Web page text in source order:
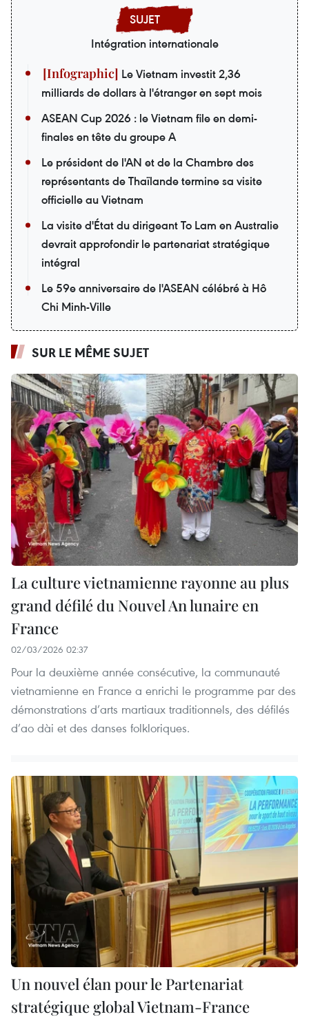
Intégration internationale
Le Vietnam investit 2,36
milliards de dollars à l'étranger en sept mois
ASEAN Cup 2026 : le Vietnam file en demi-
finales en tête du groupe A
Le président de l'AN et de la Chambre des
représentants de Thaïlande termine sa visite
officielle au Vietnam
La visite d'État du dirigeant To Lam en Australie
devrait approfondir le partenariat stratégique
intégral
Le 59e anniversaire de l'ASEAN célébré à Hô
Chi Minh-Ville
SUR LE MÊME SUJET
La culture vietnamienne rayonne au plus
grand défilé du Nouvel An lunaire en
France
02/03/2026 02:37
Pour la deuxième année consécutive, la communauté
vietnamienne en France a enrichi le programme par des
démonstrations d’arts martiaux traditionnels, des défilés
d’ao dài et des danses folkloriques.
Un nouvel élan pour le Partenariat
stratégique global Vietnam-France